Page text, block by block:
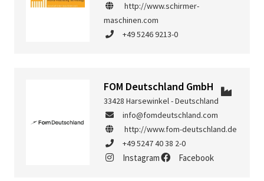
http://www.schirmer-
maschinen.com
+49 5246 9213-0
FOM Deutschland GmbH
33428 Harsewinkel - Deutschland
info@fomdeutschland.com
http://www.fom-deutschland.de
+49 5247 40 38 2-0
Instagram Facebook